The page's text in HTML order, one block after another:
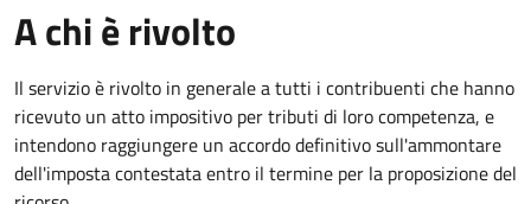
A chi è rivolto
Il servizioè rivolto in generale a tutti i contribuenti che hanno
ricevuto un atto impositivo per tributi di loro competenza, e
intendono raggiungere un accordo definitivo sull'ammontare
dell'imposta contestata entro il termine per la proposizione del